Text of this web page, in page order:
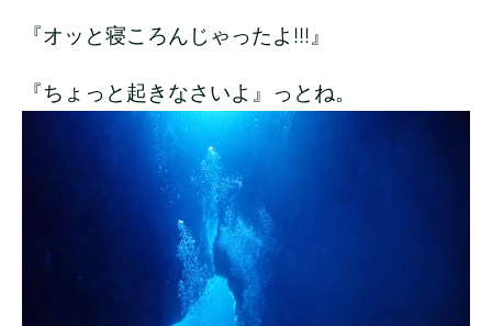
『オッと寝ころんじゃったよ!!!』
『ちょっと起きなさいよ』っとね。